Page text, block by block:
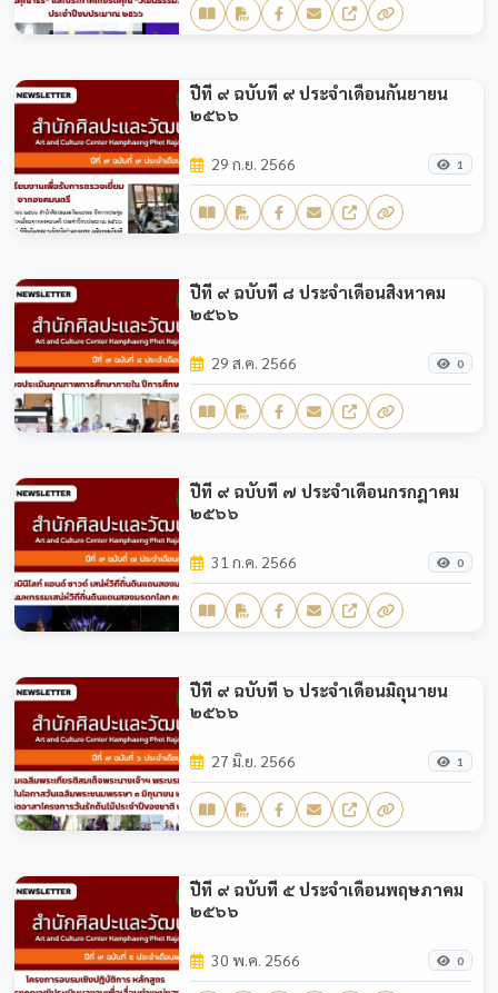
ปีที่ ๙ ฉบับที่ ๙ ประจำเดือนกันยายน
๒๕๖๖
29 ก.ย. 2566 1
ปีที่ ๙ ฉบับที่ ๘ ประจำเดือนสิงหาคม
๒๕๖๖
29 ส.ค. 2566 0
ปีที่ ๙ ฉบับที่ ๗ ประจำเดือนกรกฎาคม
๒๕๖๖
31 ก.ค. 2566 0
ปีที่ ๙ ฉบับที่ ๖ ประจำเดือนมิถุนายน
๒๕๖๖
27 มิ.ย. 2566 1
ปีที่ ๙ ฉบับที่ ๕ ประจำเดือนพฤษภาคม
๒๕๖๖
30 พ.ค. 2566 0